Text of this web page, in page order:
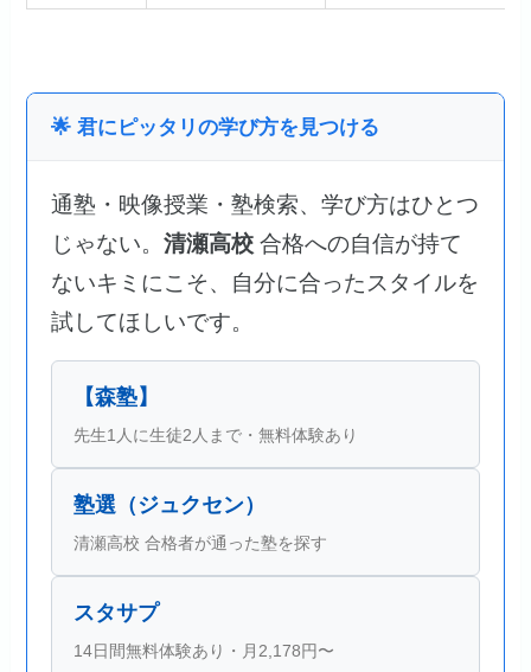
🌟 君にピッタリの学び方を見つける
通塾・映像授業・塾検索、学び方はひとつ
じゃない。清瀬高校 合格への自信が持て
ないキミにこそ、自分に合ったスタイルを
試してほしいです。
【森塾】
先生1人に生徒2人まで・無料体験あり
塾選（ジュクセン）
清瀬高校 合格者が通った塾を探す
スタサプ
14日間無料体験あり・月2,178円〜